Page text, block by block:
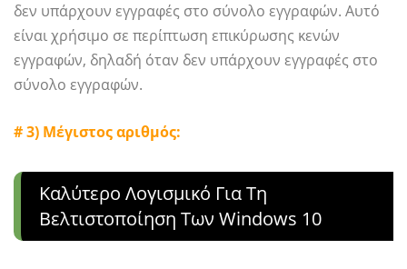
δεν υπάρχουν εγγραφές στο σύνολο εγγραφών. Αυτό
είναι χρήσιμο σε περίπτωση επικύρωσης κενών
εγγραφών, δηλαδή όταν δεν υπάρχουν εγγραφές στο
σύνολο εγγραφών.
# 3) Μέγιστος αριθμός:
Καλύτερο Λογισμικό Για Τη
Βελτιστοποίηση Των Windows 10